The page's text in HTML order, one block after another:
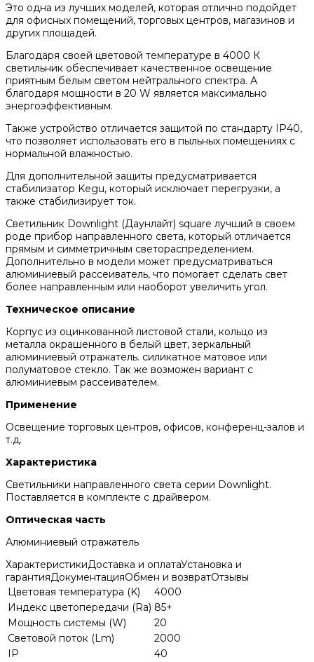
Это одна из лучших моделей, которая отлично подойдет
для офисных помещений, торговых центров, магазинов и
других площадей.
Благодаря своей цветовой температуре в 4000 К
светильник обеспечивает качественное освещение
приятным белым светом нейтрального спектра. А
благодаря мощности в 20 W является максимально
энергоэффективным.
Также устройство отличается защитой по стандарту IP40,
что позволяет использовать его в пыльных помещениях с
нормальной влажностью.
Для дополнительной защиты предусматривается
стабилизатор Kegu, который исключает перегрузки, а
также стабилизирует ток.
Светильник Downlight (Даунлайт) square лучший в своем
роде прибор направленного света, который отличается
прямым и симметричным светораспределением.
Дополнительно в модели может предусматриваться
алюминиевый рассеиватель, что помогает сделать свет
более направленным или наоборот увеличить угол.
Техническое описание
Корпус из оцинкованной листовой стали, кольцо из
металла окрашенного в белый цвет, зеркальный
алюминиевый отражатель. силикатное матовое или
полуматовое стекло. Так же возможен вариант с
алюминиевым рассеивателем.
Применение
Освещение торговых центров, офисов, конференц-залов и
т.д.
Характеристика
Светильники направленного света серии Downlight.
Поставляется в комплекте с драйвером.
Оптическая часть
Алюминиевый отражатель
ХарактеристикиДоставка и оплатаУстановка и
гарантияДокументацияОбмен и возвратОтзывы
Цветовая температура (K)
4000
Индекс цветопередачи (Ra) 85+
Мощность системы (W)
20
Световой поток (Lm)
2000
IP
40